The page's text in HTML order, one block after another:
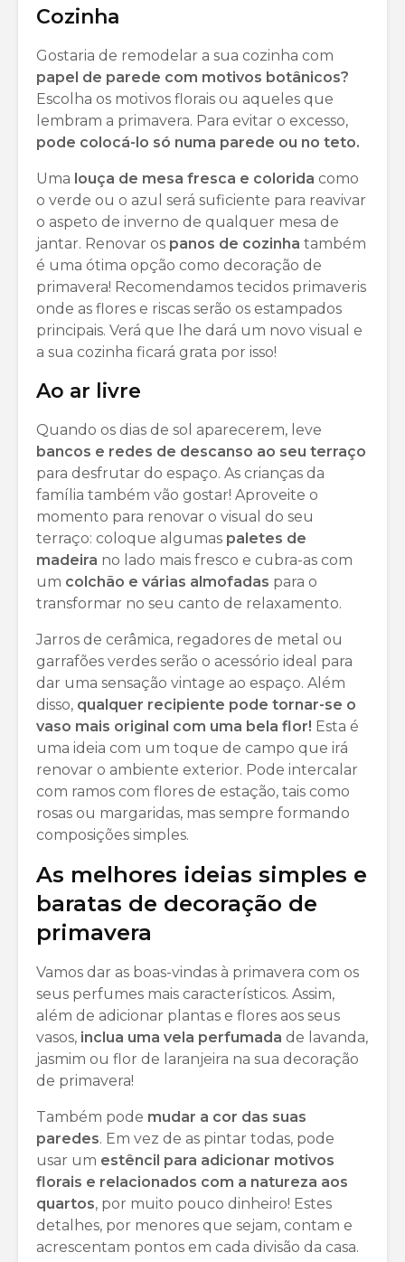
Cozinha
Gostaria de remodelar a sua cozinha com
papel de parede com motivos botânicos?
Escolha os motivos florais ou aqueles que
lembram a primavera. Para evitar o excesso,
pode colocá-lo só numa parede ou no teto.
Uma louça de mesa fresca e colorida como
o verde ou o azul será suficiente para reavivar
o aspeto de inverno de qualquer mesa de
jantar. Renovar os panos de cozinha também
é uma ótima opção como decoração de
primavera! Recomendamos tecidos primaveris
onde as flores e riscas serão os estampados
principais. Verá que lhe dará um novo visual e
a sua cozinha ficará grata por isso!
Ao ar livre
Quando os dias de sol aparecerem, leve
bancos e redes de descanso ao seu terraço
para desfrutar do espaço. As crianças da
família também vão gostar! Aproveite o
momento para renovar o visual do seu
terraço: coloque algumas paletes de
madeira no lado mais fresco e cubra-as com
um colchão e várias almofadas para o
transformar no seu canto de relaxamento.
Jarros de cerâmica, regadores de metal ou
garrafões verdes serão o acessório ideal para
dar uma sensação vintage ao espaço. Além
disso, qualquer recipiente pode tornar-se o
vaso mais original com uma bela flor! Esta é
uma ideia com um toque de campo que irá
renovar o ambiente exterior. Pode intercalar
com ramos com flores de estação, tais como
rosas ou margaridas, mas sempre formando
composições simples.
As melhores ideias simples e
baratas de decoração de
primavera
Vamos dar as boas-vindas à primavera com os
seus perfumes mais característicos. Assim,
além de adicionar plantas e flores aos seus
vasos, inclua uma vela perfumada de lavanda,
jasmim ou flor de laranjeira na sua decoração
de primavera!
Também pode mudar a cor das suas
paredes. Em vez de as pintar todas, pode
usar um estêncil para adicionar motivos
florais e relacionados com a natureza aos
quartos, por muito pouco dinheiro! Estes
detalhes, por menores que sejam, contam e
acrescentam pontos em cada divisão da casa.